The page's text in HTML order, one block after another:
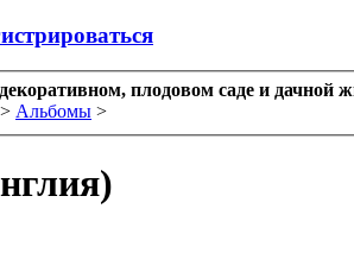
плодовом саде и дачной
> Альбомы >